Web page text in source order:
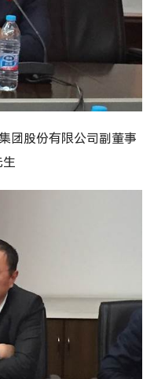
团股份有限公司副董事